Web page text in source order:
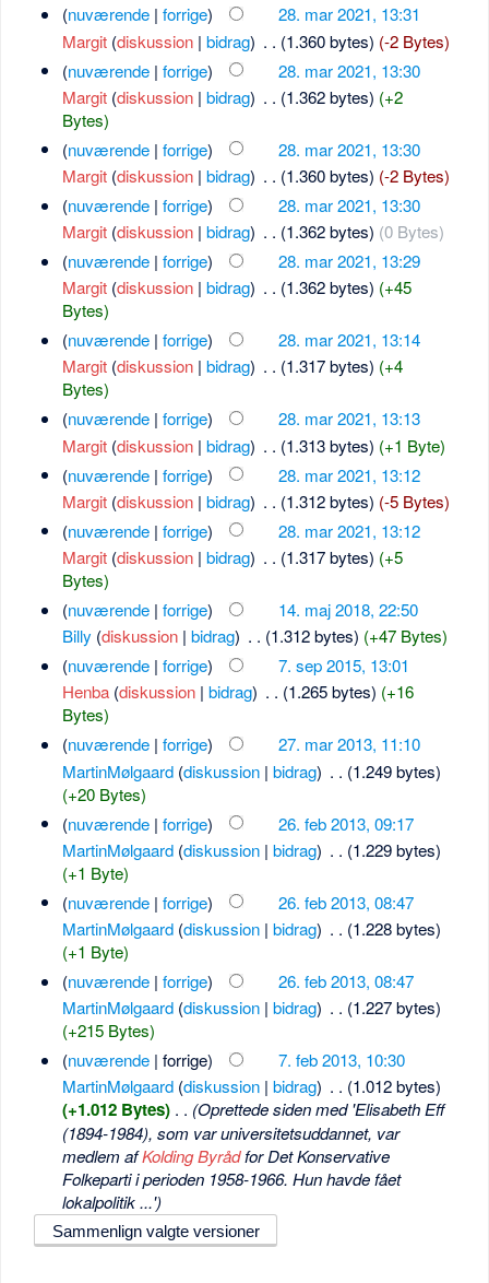
(nuværende| forrige)
28. mar 2021, 13:31
Margit (diskussion| bidrag) . . (1.360 bytes) (-2 Bytes)
(nuværende| forrige)
28. mar 2021, 13:30
Margit (diskussion| bidrag) . . (1.362 bytes) (+2
Bytes)
(nuværende| forrige)
28. mar 2021, 13:30
Margit (diskussion| bidrag) . . (1.360 bytes) (-2 Bytes)
(nuværende| forrige)
28. mar 2021, 13:30
Margit (diskussion| bidrag) . . (1.362 bytes) (0 Bytes)
(nuværende| forrige)
28. mar 2021, 13:29
Margit (diskussion| bidrag) . . (1.362 bytes) (+45
Bytes)
(nuværende| forrige)
28. mar 2021, 13:14
Margit (diskussion| bidrag) . . (1.317 bytes) (+4
Bytes)
(nuværende| forrige)
28. mar 2021, 13:13
Margit (diskussion| bidrag) . . (1.313 bytes) (+1 Byte)
(nuværende| forrige)
28. mar 2021, 13:12
Margit (diskussion| bidrag) . . (1.312 bytes) (-5 Bytes)
(nuværende| forrige)
28. mar 2021, 13:12
Margit (diskussion| bidrag) . . (1.317 bytes) (+5
Bytes)
(nuværende| forrige)
14. maj 2018, 22:50
Billy (diskussion| bidrag) . . (1.312 bytes) (+47 Bytes)
(nuværende| forrige)
7. sep 2015, 13:01
Henba (diskussion| bidrag) . . (1.265 bytes) (+16
Bytes)
(nuværende| forrige)
27. mar 2013, 11:10
MartinMølgaard (diskussion| bidrag) . . (1.249 bytes)
(+20 Bytes)
(nuværende| forrige)
26. feb 2013, 09:17
MartinMølgaard (diskussion| bidrag) . . (1.229 bytes)
(+1 Byte)
(nuværende| forrige)
26. feb 2013, 08:47
MartinMølgaard (diskussion| bidrag) . . (1.228 bytes)
(+1 Byte)
(nuværende| forrige)
26. feb 2013, 08:47
MartinMølgaard (diskussion| bidrag) . . (1.227 bytes)
(+215 Bytes)
(nuværende| forrige)
7. feb 2013, 10:30
MartinMølgaard (diskussion| bidrag) . . (1.012 bytes)
(+1.012 Bytes)‎ . . (Oprettede siden med 'Elisabeth Eff
(1894-1984), som var universitetsuddannet, var
medlem afKolding Byrådfor Det Konservative
Folkeparti i perioden 1958-1966. Hun havde fået
lokalpolitik ...')